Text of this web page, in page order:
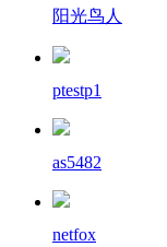
阳光鸟人
ptestp1
as5482
netfox